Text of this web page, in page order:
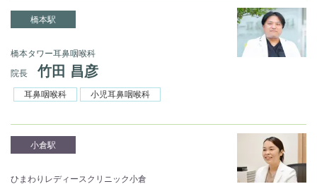
橋本駅
橋本タワー耳鼻咽喉科
院長
竹田 昌彦
耳鼻咽喉科 小児耳鼻咽喉科
小倉駅
ひまわりレディースクリニック小倉